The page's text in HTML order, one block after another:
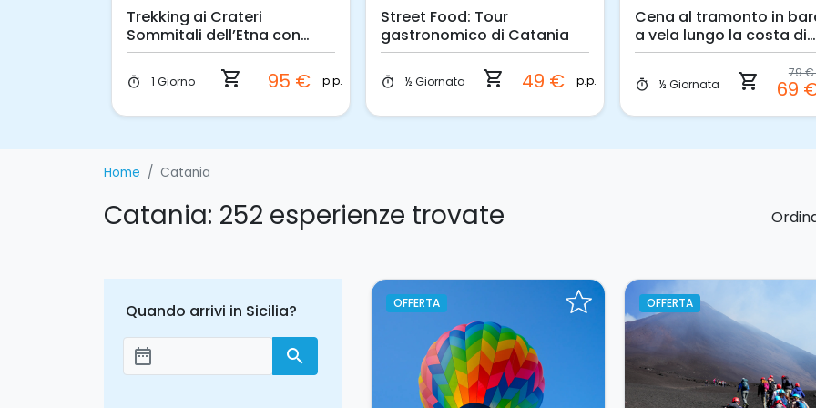
Trekking ai Crateri
Sommitali dell’Etna con
Pick-up da Catania
timer 1 Giorno shopping_cart 95 € p.p.
Street Food: Tour
gastronomico di Catania
timer ½ Giornata shopping_cart 49 € p.p.
Cena al tramonto in
a vela lungo la costa di
Catania
timer ½ Giornata shopping_cart 79 €
69
Home Catania
Catania: 252 esperienze trovate
Quando arrivi in Sicilia?
Aggiungi le date
date_range search
OFFERTA OFFERTA